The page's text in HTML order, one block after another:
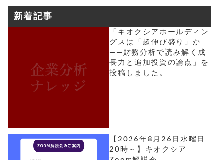
新着記事
「キオクシアホールディン
グスは「超伸び盛り」か
――財務分析で読み解く成
長力と追加投資の論点」を
投稿しました。
【2026年8月26日水曜日
20時～】キオクシア